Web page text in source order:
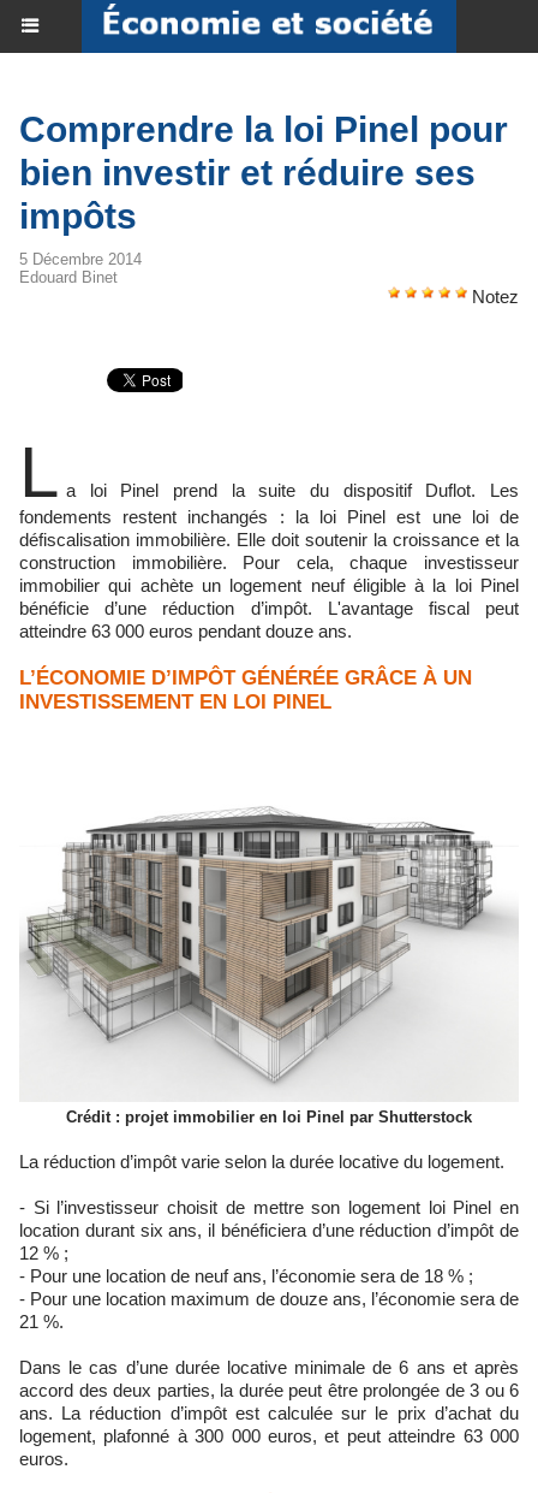
​Comprendre la loi Pinel pour
bien investir et réduire ses
impôts
5 Décembre 2014
Edouard Binet
Notez
L a loi Pinel prend la suite du dispositif Duflot. Les
fondements restent inchangés : la loi Pinel est une loi de
défiscalisation immobilière. Elle doit soutenir la croissance et la
construction immobilière. Pour cela, chaque investisseur
immobilier qui achète un logement neuf éligible à la loi Pinel
bénéficie d’une réduction d’impôt. L'avantage fiscal peut
atteindre 63 000 euros pendant douze ans.
L’ÉCONOMIE D’IMPÔT GÉNÉRÉE GRÂCE À UN
INVESTISSEMENT EN LOI PINEL
Crédit : projet immobilier en loi Pinel par Shutterstock
La réduction d’impôt varie selon la durée locative du logement.
- Si l’investisseur choisit de mettre son logement loi Pinel en
location durant six ans, il bénéficiera d’une réduction d’impôt de
12 % ;
- Pour une location de neuf ans, l’économie sera de 18 % ;
- Pour une location maximum de douze ans, l’économie sera de
21 %.
Dans le cas d’une durée locative minimale de 6 ans et après
accord des deux parties, la durée peut être prolongée de 3 ou 6
ans. La réduction d’impôt est calculée sur le prix d’achat du
logement, plafonné à 300 000 euros, et peut atteindre 63 000
euros.